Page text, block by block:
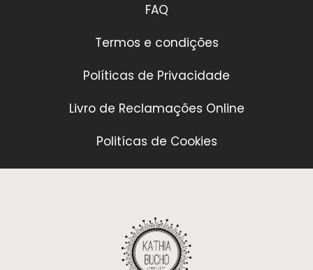
FAQ
Termos e condições
Políticas de Privacidade
Livro de Reclamações Online
Politícas de Cookies